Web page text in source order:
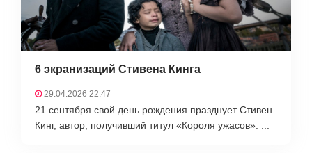
6 экранизаций Стивена Кинга
29.04.2026 22:47
21 сентября свой день рождения празднует Стивен
Кинг, автор, получивший титул «Короля ужасов». ...